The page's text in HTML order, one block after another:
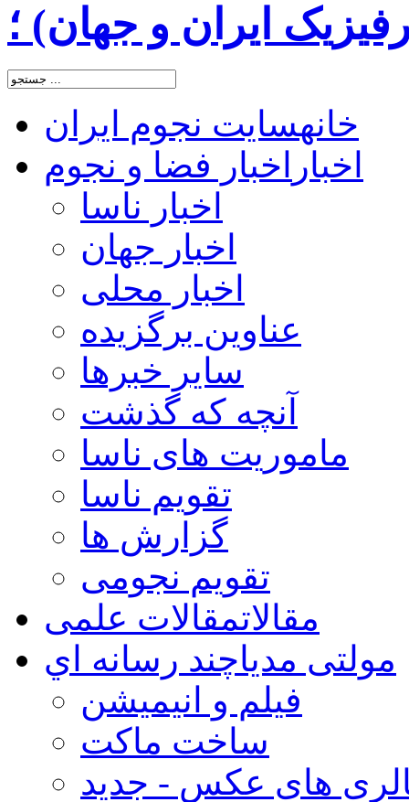
ایران و جهان) ؛
خانهسایت نجوم ایران
اخبار اخبار فضا و نجوم
اخبار ناسا
اخبار جهان
اخبار محلی
عناوین برگزیده
سایر خبرها
آنچه که گذشت
ماموریت های ناسا
تقویم ناسا
گزارش ها
تقویم نجومی
مقالاتمقالات علمی
مولتی مدیاچند رسانه اي
فیلم و انیمیشن
ساخت ماکت
های عکس - جدید